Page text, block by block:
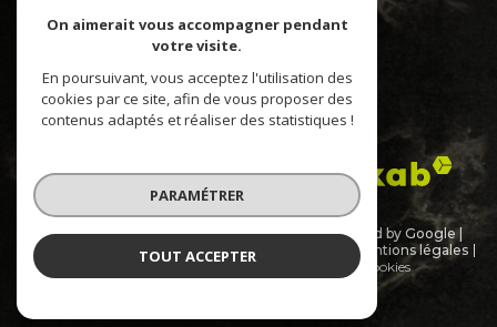
nous
adhérons
© 2026 | Tous droits réservés | Traduction powered by Google |
Nos honoraires
Nos honoraires
Mentions légales
Partenaires Politique RGPD Cookies
On aimerait vous accompagner pendant
votre visite.
En poursuivant, vous acceptez l'utilisation des
cookies par ce site, afin de vous proposer des
contenus adaptés et réaliser des statistiques !
PARAMÉTRER
TOUT ACCEPTER